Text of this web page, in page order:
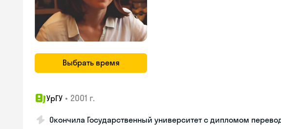
Выбрать время
УрГУ • 2001 г.
Окончила Государственный университет с дипломом